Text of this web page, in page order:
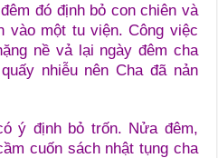
đó định bỏ con chiên và
vào một tu viện. Công việc
nề vả lại ngày đêm cha
nhiễu nên Cha đã nản
ý định bỏ trốn. Nửa đêm,
cuốn sách nhật tụng cha